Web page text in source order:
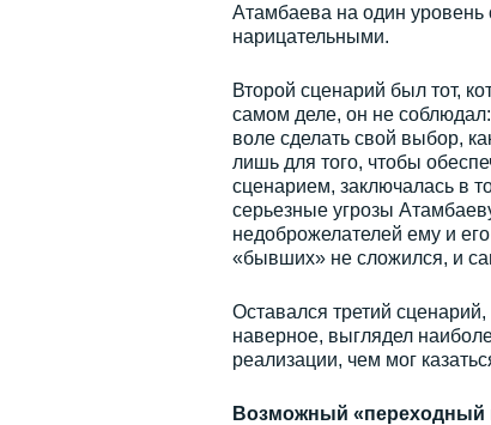
Атамбаева на один уровень
нарицательными.
Второй сценарий был тот,
самом деле, он не
воле сделать свой выбор,
лишь для того, чтобы
сценарием, заключалась в
серьезные угрозы
недоброжелателей ему и
«бывших» не сложился, и
Оставался третий
наверное, выглядел
реализации, чем мог
Возможный «переходный